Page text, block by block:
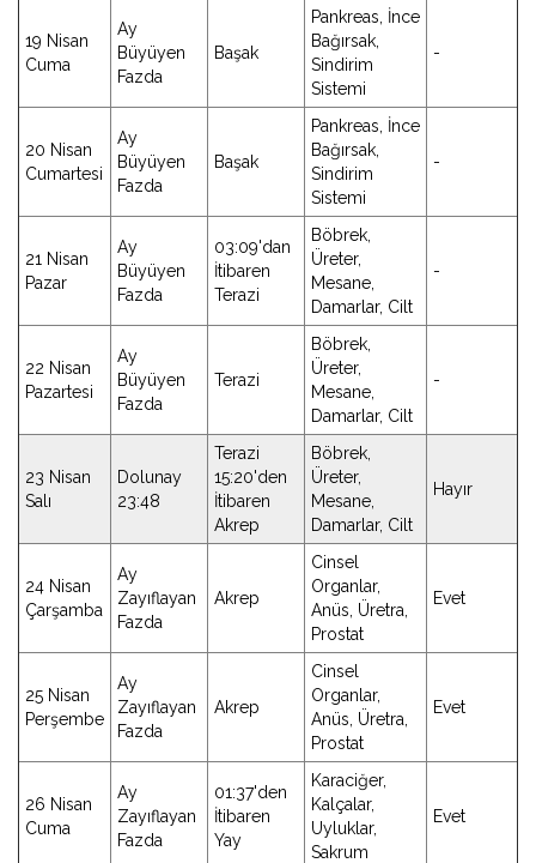
19 Nisan
Cuma
Ay
Büyüyen
Fazda
Başak
Pankreas, İnce
Bağırsak,
Sindirim
Sistemi
-
20 Nisan
Cumartesi
Ay
Büyüyen
Fazda
Başak
Pankreas, İnce
Bağırsak,
Sindirim
Sistemi
-
21 Nisan
Pazar
Ay
Büyüyen
Fazda
03:09'dan
İtibaren
Terazi
Böbrek,
Üreter,
Mesane,
Damarlar, Cilt
-
22 Nisan
Pazartesi
Ay
Büyüyen
Fazda
Terazi
Böbrek,
Üreter,
Mesane,
Damarlar, Cilt
-
23 Nisan
Salı
Dolunay
23:48
Terazi
15:20'den
İtibaren
Akrep
Böbrek,
Üreter,
Mesane,
Damarlar, Cilt
Hayır
24 Nisan
Çarşamba
Ay
Zayıflayan
Fazda
Akrep
Cinsel
Organlar,
Anüs, Üretra,
Prostat
Evet
25 Nisan
Perşembe
Ay
Zayıflayan
Fazda
Akrep
Cinsel
Organlar,
Anüs, Üretra,
Prostat
Evet
26 Nisan
Cuma
Ay
Zayıflayan
Fazda
01:37'den
İtibaren
Yay
Karaciğer,
Kalçalar,
Uyluklar,
Sakrum
Evet